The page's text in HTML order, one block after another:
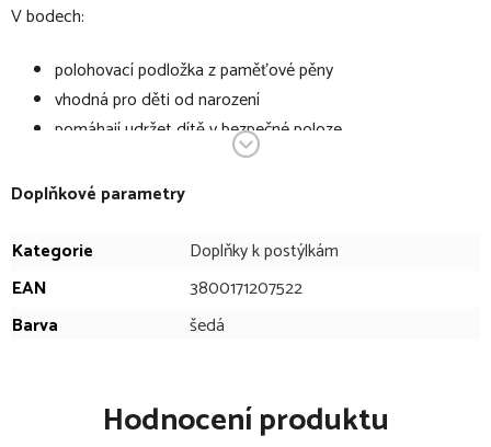
V bodech:
polohovací podložka z paměťové pěny
vhodná pro děti od narození
pomáhají udržet dítě v bezpečné poloze
dokonale se přizpůsobí tvaru těla dítěte
sklon 12°
pomáhá zmírnit nepohodlí dětem trpícím kolikou a
složení: potah 100% polyester, výplň 100% polyuretanová
Doplňkové parametry
Kategorie
Doplňky k postýlkám
EAN
3800171207522
Barva
šedá
Hodnocení produktu